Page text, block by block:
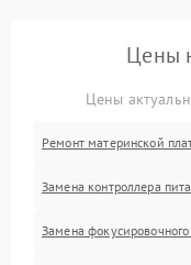
Цены
Цены
Ремонт материнской
Замена контроллера
Замена фокусировочного